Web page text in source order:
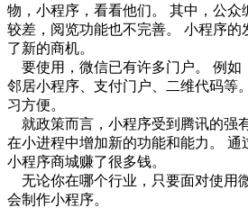
物，小程序，看看他们。 其中，公众
较差，阅览功能也不完善。 小程序的
了新的商机。
要使用，微信已有许多门户。 例如
邻居小程序、支付门户、二维代码等
习方便。
就政策而言，小程序受到腾讯的强
在小进程中增加新的功能和能力。 通
小程序商城赚了很多钱。
无论你在哪个行业，只要面对使用
会制作小程序。